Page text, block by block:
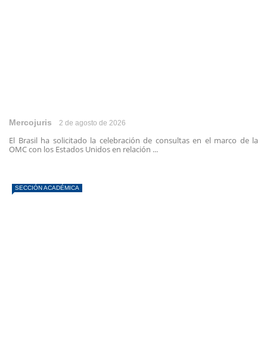
Mercojuris 2 de agosto de 2026
El Brasil ha solicitado la celebración de consultas en el marco de la
OMC con los Estados Unidos en relación ...
SECCIÓN ACADÉMICA